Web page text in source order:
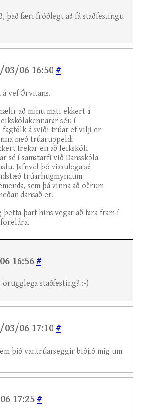
það færi fróðlegt að fá staðfestingu
03/06 16:50 #
vef Örvitans.
að mínu mati ekkert á
séu í
fagfólk á sviði trúar ef vilji er
með trúaruppeldi
frekar en að leikskóli
sé í samstarfi við Dansskóla
Jafnvel þó vissulega sé
trúarhugmyndum
sem þá vinna að öðrum
dansað er.
þarf hins vegar að fara fram í
16:56 #
staðfesting? :-)
03/06 17:10 #
þið vantrúarseggir biðjið mig um
17:25 #